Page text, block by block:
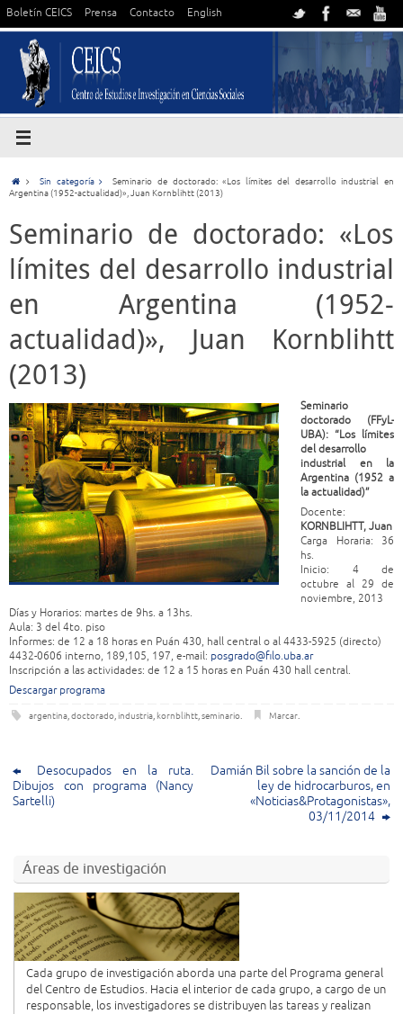
Boletín CEICS Prensa Contacto English
Sin categoría
Seminario de doctorado: «Los límites del desarrollo industrial en
Argentina (1952-actualidad)», Juan Kornblihtt (2013)
Seminario de doctorado: «Los
límites del desarrollo industrial
en Argentina (1952-
actualidad)», Juan Kornblihtt
(2013)
Seminario
doctorado (FFyL-
UBA): “Los límites
del desarrollo
industrial en la
Argentina (1952 a
la actualidad)”
Docente:
KORNBLIHTT, Juan
Carga Horaria: 36
hs.
Inicio: 4 de
octubre al 29 de
noviembre, 2013
Días y Horarios: martes de 9hs. a 13hs.
Aula: 3 del 4to. piso
Informes: de 12 a 18 horas en Puán 430, hall central o al 4433-5925 (directo)
4432-0606 interno, 189,105, 197, e-mail: posgrado@filo.uba.ar
Inscripción a las actividades: de 12 a 15 horas en Puán 430 hall central.
Descargar programa
argentina,doctorado,industria, kornblihtt,seminario. Marcar.
Desocupados en la ruta.
Dibujos con programa (Nancy
Sartelli)
Damián Bil sobre la sanción de la
ley de hidrocarburos, en
«Noticias&Protagonistas»,
03/11/2014
Áreas de investigación
Cada grupo de investigación aborda una parte del Programa general
del Centro de Estudios. Hacia el interior de cada grupo, a cargo de un
responsable, los investigadores se distribuyen las tareas y realizan